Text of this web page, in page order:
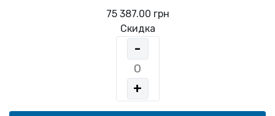
75 387.00 грн
Скидка
-
+